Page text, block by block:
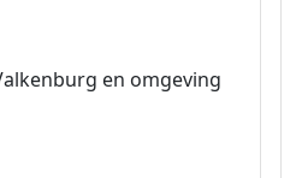
en omgeving